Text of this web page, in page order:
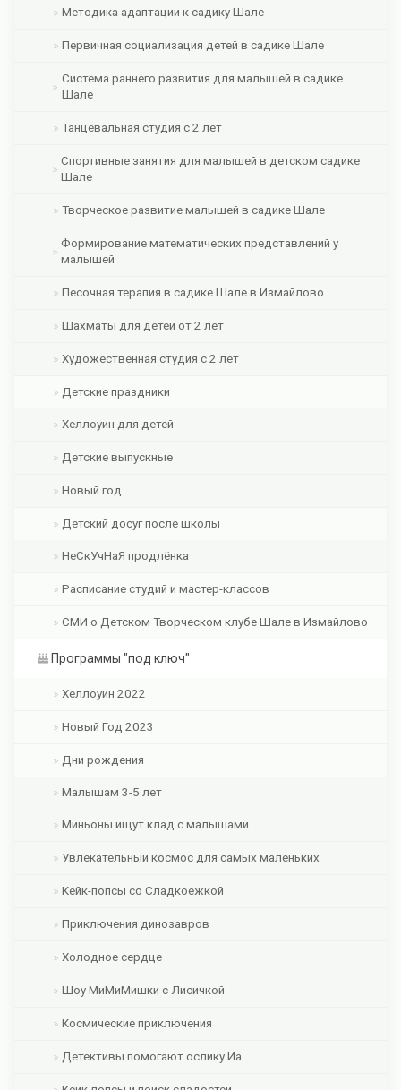
Методика адаптации к садику Шале
Первичная социализация детей в садике Шале
Система раннего развития для малышей в садике
Шале
Танцевальная студия с 2 лет
Спортивные занятия для малышей в детском садике
Шале
Творческое развитие малышей в садике Шале
Формирование математических представлений у
малышей
Песочная терапия в садике Шале в Измайлово
Шахматы для детей от 2 лет
Художественная студия с 2 лет
Детские праздники
Хеллоуин для детей
Детские выпускные
Новый год
Детский досуг после школы
НеСкУчНаЯ продлёнка
Расписание студий и мастер-классов
СМИ о Детском Творческом клубе Шале в Измайлово
Программы "под ключ"
Хеллоуин 2022
Новый Год 2023
Дни рождения
Малышам 3-5 лет
Миньоны ищут клад с малышами
Увлекательный космос для самых маленьких
Кейк-попсы со Сладкоежкой
Приключения динозавров
Холодное сердце
Шоу МиМиМишки с Лисичкой
Космические приключения
Детективы помогают ослику Иа